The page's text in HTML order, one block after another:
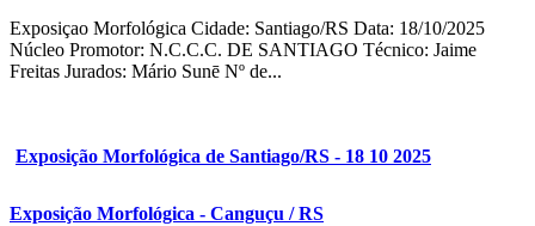
Exposiçao Morfológica Cidade: Santiago/RS Data: 18/10/2025
Núcleo Promotor: N.C.C.C. DE SANTIAGO Técnico: Jaime
Freitas Jurados: Mário Sunē Nº de...
Exposição Morfológica de Santiago/RS - 18 10 2025
Exposição Morfológica - Canguçu / RS